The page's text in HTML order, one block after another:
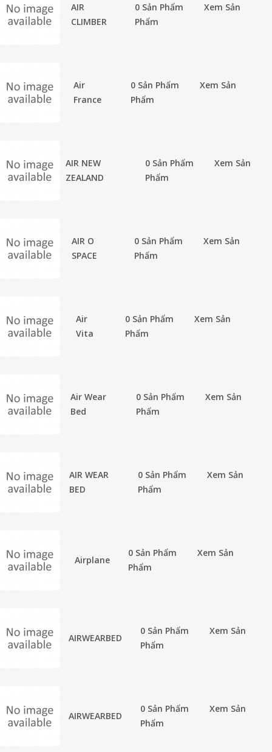
AIR
CLIMBER
0 Sản Phẩm
Xem Sản
Phẩm
Air
France
0 Sản Phẩm
Xem Sản
Phẩm
AIR NEW
ZEALAND
0 Sản Phẩm
Xem Sản
Phẩm
AIR O
SPACE
0 Sản Phẩm
Xem Sản
Phẩm
Air
Vita
0 Sản Phẩm
Xem Sản
Phẩm
Air Wear
Bed
0 Sản Phẩm
Xem Sản
Phẩm
AIR WEAR
BED
0 Sản Phẩm
Xem Sản
Phẩm
Airplane
0 Sản Phẩm
Xem Sản
Phẩm
AIRWEARBED
0 Sản Phẩm
Xem Sản
Phẩm
AIRWEARBED
0 Sản Phẩm
Xem Sản
Phẩm